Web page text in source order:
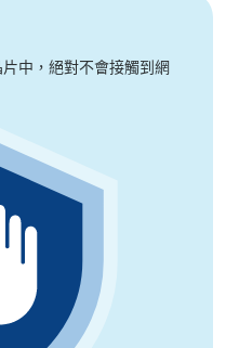
中，絕對不會接觸到網